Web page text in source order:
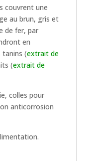
couvrent une
au brun, gris et
de fer, par
en
tanins (extrait de
(extrait de
colles pour
anticorrosion